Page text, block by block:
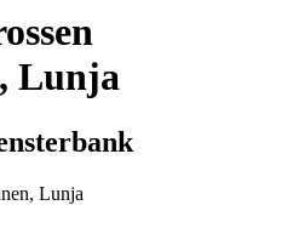
Lunja
Lunja